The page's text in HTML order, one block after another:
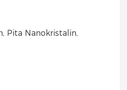
Pita Nanokristalin,